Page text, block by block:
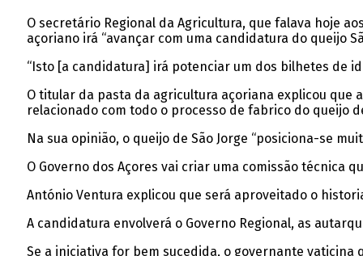
O secretário Regional da Agricultura, que falava hoje
açoriano irá “avançar com uma candidatura do queijo
“Isto [a candidatura] irá potenciar um dos bilhetes de
O titular da pasta da agricultura açoriana explicou que
relacionado com todo o processo de fabrico do queijo
Na sua opinião, o queijo de São Jorge “posiciona-se
O Governo dos Açores vai criar uma comissão técnica
António Ventura explicou que será aproveitado o
A candidatura envolverá o Governo Regional, as
Se a iniciativa for bem sucedida, o governante vaticina